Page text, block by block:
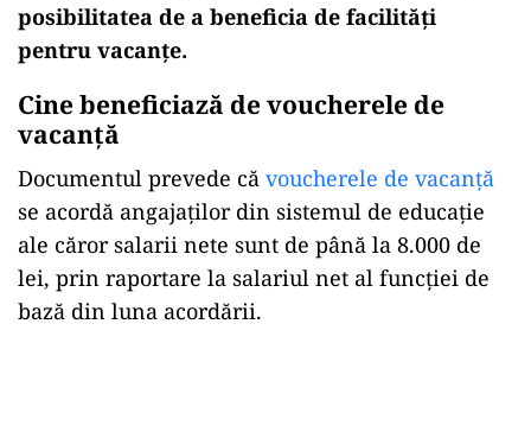
posibilitatea de a beneficia de facilități
pentru vacanțe.
Cine beneficiază de voucherele de
vacanță
Documentul prevede că voucherele de vacanță
se acordă angajaților din sistemul de educație
ale căror salarii nete sunt de până la 8.000 de
lei, prin raportare la salariul net al funcției de
bază din luna acordării.